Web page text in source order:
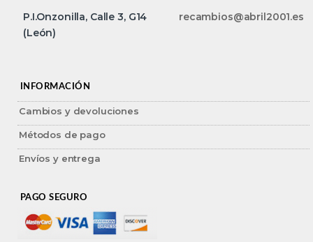
P.I.Onzonilla, Calle 3, G14
(León)
recambios@abril2001.es
INFORMACIÓN
Cambios y devoluciones
Métodos de pago
Envíos y entrega
PAGO SEGURO